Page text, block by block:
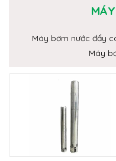
Máy bơm nước đẩy
Máy